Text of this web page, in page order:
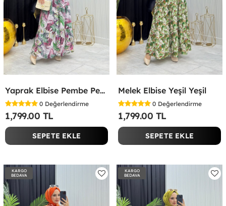
Yaprak Elbise Pembe Pembe
0 Değerlendirme
1,799.00 TL
SEPETE EKLE
Melek Elbise Yeşil Yeşil
0 Değerlendirme
1,799.00 TL
SEPETE EKLE
KARGO
BEDAVA
KARGO
BEDAVA